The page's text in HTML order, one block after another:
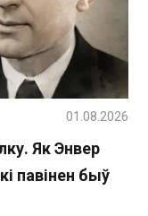
Як Энвер
павінен быў
01.08.2026